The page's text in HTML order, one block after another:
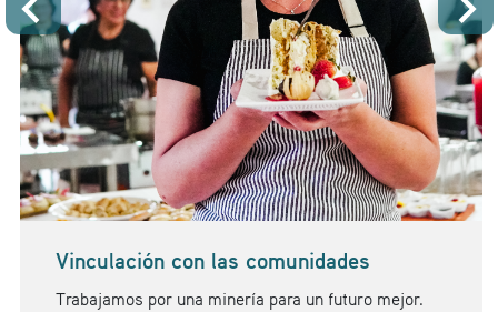
Vinculación con las comunidades
Trabajamos por una minería para un futuro mejor.